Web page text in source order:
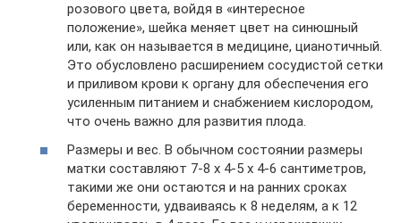
розового цвета, войдя в «интересное
положение», шейка меняет цвет на синюшный
или, как он называется в медицине, цианотичный.
Это обусловлено расширением сосудистой сетки
и приливом крови к органу для обеспечения его
усиленным питанием и снабжением кислородом,
что очень важно для развития плода.
Размеры и вес. В обычном состоянии размеры
матки составляют 7-8 х 4-5 х 4-6 сантиметров,
такими же они остаются и на ранних сроках
беременности, удваиваясь к 8 неделям, а к 12